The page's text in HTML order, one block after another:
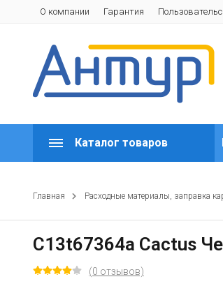
О компании Гарантия
Каталог товаров
Главная Расходные материалы, заправка
C13t67364a Cactus
(0 отзывов)